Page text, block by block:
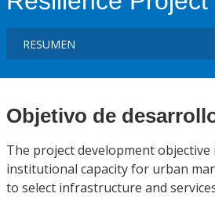
Objetivo de
The project development objective
institutional capacity for urban
to select infrastructure and